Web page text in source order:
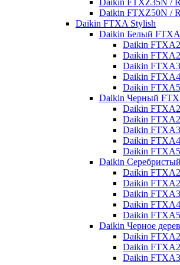
Daikin FTXZ35N /
Daikin FTXZ50N /
Daikin FTXA Stylish
Daikin Белый
Daikin
Daikin
Daikin
Daikin
Daikin
Daikin Черный
Daikin
Daikin
Daikin
Daikin
Daikin
Daikin
Daikin
Daikin
Daikin
Daikin
Daikin
Daikin Черное
Daikin
Daikin
Daikin